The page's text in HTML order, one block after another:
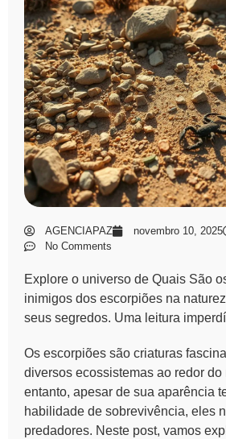
AGENCIAPAZ novembro 10, 2025
No Comments
Explore o universo de Quais São
inimigos dos escorpiões na
seus segredos. Uma leitura
Os escorpiões são criaturas
diversos ecossistemas ao redor do
entanto, apesar de sua aparência
habilidade de sobrevivência, eles
predadores. Neste post, vamos